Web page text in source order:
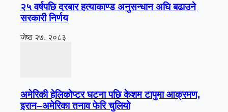
२५ वर्षपछि दरबार हत्याकाण्ड अनुसन्धान अघि बढाउने
सरकारी निर्णय
जेष्ठ २७, २०८३
अमेरिकी हेलिकोप्टर घटना पछि केशम टापुमा आक्रमण,
इरान–अमेरिका तनाव फेरि चुलियो